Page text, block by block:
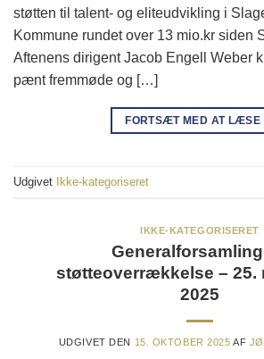
støtten til talent- og eliteudvikling i
Kommune rundet over 13 mio.kr siden
Aftenens dirigent Jacob Engell Weber
pænt fremmøde og […]
FORTSÆT MED AT LÆSE
Udgivet Ikke-kategoriseret
IKKE-KATEGORISERET
støtteoverrækkelse – 25.
2025
UDGIVET DEN 15. OKTOBER 2025 AF